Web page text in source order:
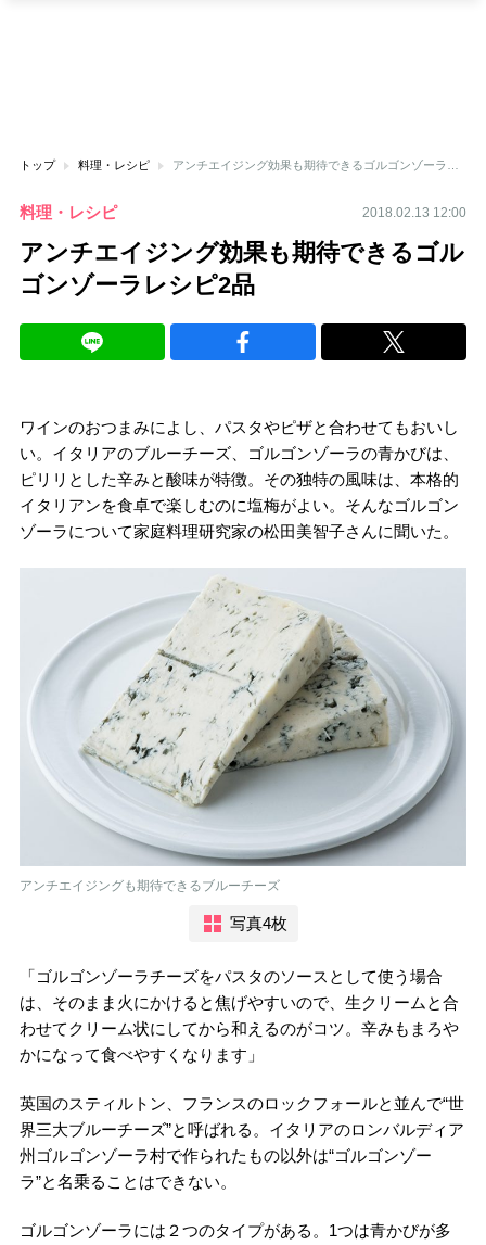
トップ 料理・レシピ
料理・レシピ 2018.02.13 12:00
アンチエイジング効果も期待できるゴル
ゴンゾーラレシピ2品
ワインのおつまみによし、パスタやピザと合わせてもおいし
い。イタリアのブルーチーズ、ゴルゴンゾーラの青かびは、
ピリリとした辛みと酸味が特徴。その独特の風味は、本格的
イタリアンを食卓で楽しむのに塩梅がよい。そんなゴルゴン
ゾーラについて家庭料理研究家の松田美智子さんに聞いた。
アンチエイジングも期待できるブルーチーズ
写真4枚
「ゴルゴンゾーラチーズをパスタのソースとして使う場合
は、そのまま火にかけると焦げやすいので、生クリームと合
わせてクリーム状にしてから和えるのがコツ。辛みもまろや
かになって食べやすくなります」
英国のスティルトン、フランスのロックフォールと並んで“世
界三大ブルーチーズ”と呼ばれる。イタリアのロンバルディア
州ゴルゴンゾーラ村で作られたもの以外は“ゴルゴンゾー
ラ”と名乗ることはできない。
ゴルゴンゾーラには２つのタイプがある。1つは青かびが多